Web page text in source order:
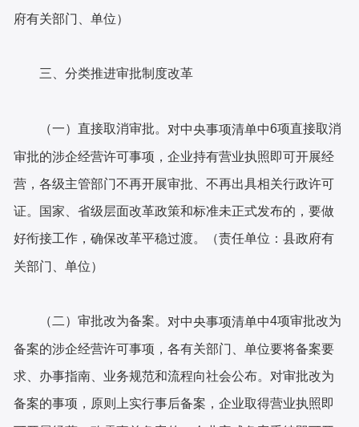
府有关部门、单位）
三、分类推进审批制度改革
（一）直接取消审批。 对中央事项清单中6项直接取消
审批的涉企经营许可事项，企业持有营业执照即可开展经
营，各级主管部门不再开展审批、不再出具相关行政许可
证。国家、省级层面改革政策和标准未正式发布的，要做
好衔接工作，确保改革平稳过渡。（责任单位：县政府有
关部门、单位）
（二）审批改为备案。 对中央事项清单中4项审批改为
备案的涉企经营许可事项，各有关部门、单位要将备案要
求、办事指南、业务规范和流程向社会公布。对审批改为
备案的事项，原则上实行事后备案，企业取得营业执照即